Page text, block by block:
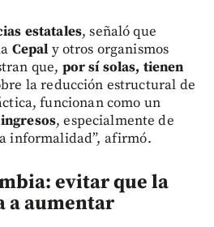
estatales, señaló que
Cepal y otros organismos
que, por sí solas, tienen
la reducción estructural de
funcionan como un
, especialmente de
informalidad”, afirmó.
evitar que la
a aumentar